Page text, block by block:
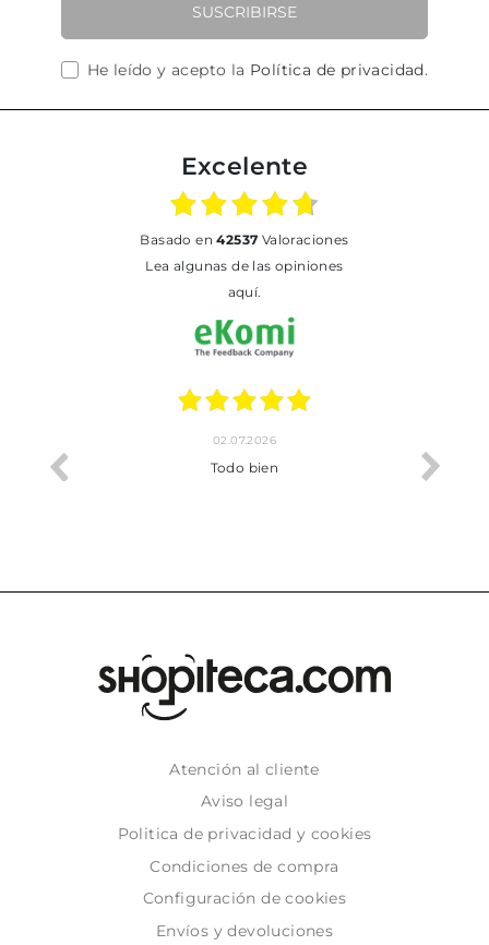
SUSCRIBIRSE
He leído y acepto la Política de privacidad.
Excelente
basado en42537 Valoraciones
Lea algunas de las opiniones
aquí.
02.07.2026
Todo bien
Atención al cliente
Aviso legal
Politica de privacidad y cookies
Condiciones de compra
Configuración de cookies
Envíos y devoluciones